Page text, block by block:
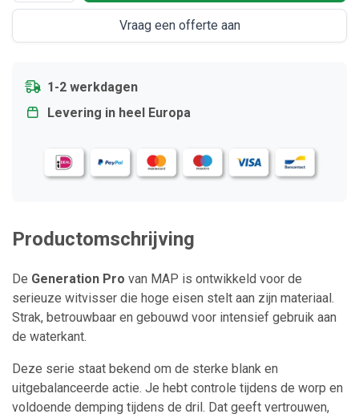
Vraag een offerte aan
1-2 werkdagen
Levering in heel Europa
Productomschrijving
De Generation Pro van MAP is ontwikkeld voor de
serieuze witvisser die hoge eisen stelt aan zijn materiaal.
Strak, betrouwbaar en gebouwd voor intensief gebruik aan
de waterkant.
Deze serie staat bekend om de sterke blank en
uitgebalanceerde actie. Je hebt controle tijdens de worp en
voldoende demping tijdens de dril. Dat geeft vertrouwen,